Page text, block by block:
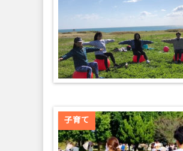
子育て